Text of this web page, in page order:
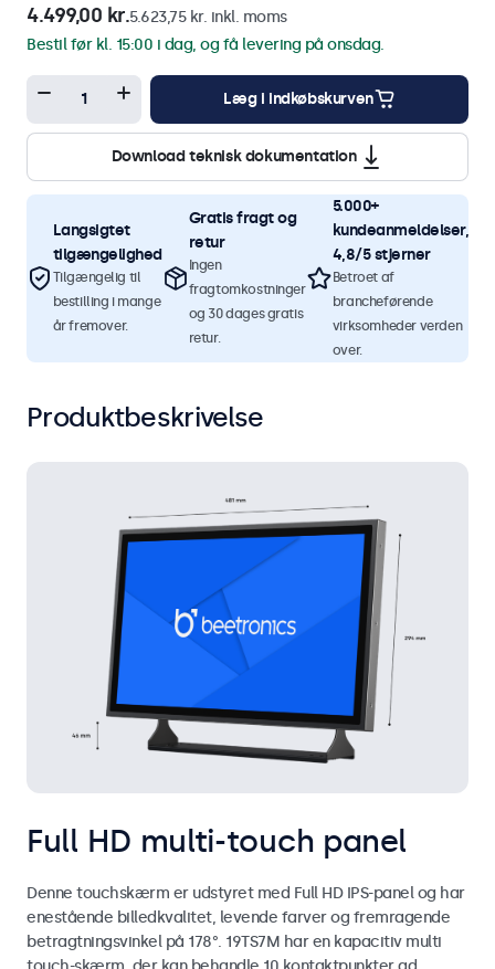
4.499,00 kr.5.623,75 kr. inkl. moms
Bestil før kl. 15:00 i dag, og få levering på onsdag.
Læg i indkøbskurven
Download teknisk dokumentation
Langsigtet
tilgængelighed
Tilgængelig til
bestilling i mange
år fremover.
Gratis fragt og
retur
Ingen
fragtomkostninger
og 30 dages gratis
retur.
5.000+
kundeanmeldelser,
4,8/5 stjerner
Betroet af
brancheførende
virksomheder verden
over.
Produktbeskrivelse
Full HD multi-touch panel
Denne touchskærm er udstyret med Full HD IPS-panel og har
enestående billedkvalitet, levende farver og fremragende
betragtningsvinkel på 178°. 19TS7M har en kapacitiv multi